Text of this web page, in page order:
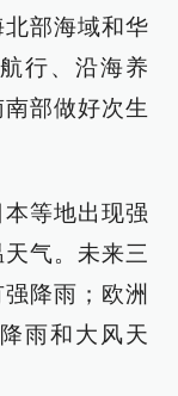
部海域和华
行、沿海养
部做好次生
等地出现强
气。未来三
降雨；欧洲
雨和大风天